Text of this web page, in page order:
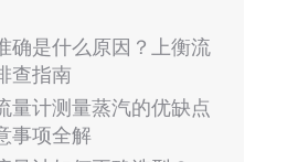
确是什么原因？上衡流
查指南
量计测量蒸汽的优缺点
事项全解